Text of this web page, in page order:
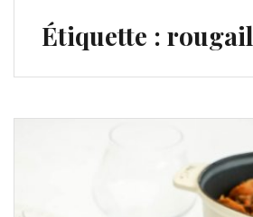
Étiquette : rougail